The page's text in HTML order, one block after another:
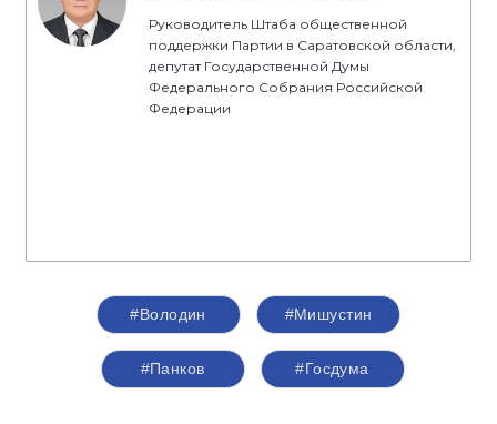
Руководитель Штаба общественной
поддержки Партии в Саратовской области,
депутат Государственной Думы
Федерального Собрания Российской
Федерации
#Володин #Мишустин​
#Панков #Госдума